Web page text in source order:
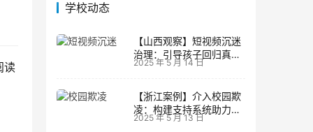
读
学校动态
【山西观察】短视频沉迷
治理：引导孩子回归真实
生活
2025 年 5 月 14 日
【浙江案例】介入校园欺
凌：构建支持系统助力孩
子成长
2025 年 5 月 13 日